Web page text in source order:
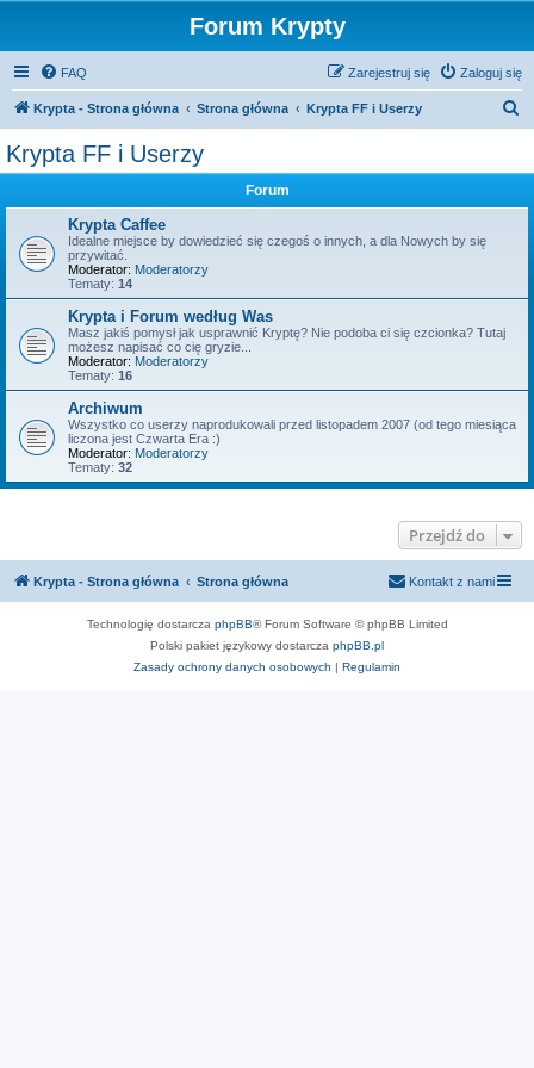
Forum Krypty
FAQ Zaloguj się
Zarejestruj się
Krypta - Strona główna Strona główna Krypta FF i Userzy
Krypta FF i Userzy
Forum
Krypta Caffee
Idealne miejsce by dowiedzieć się czegoś o innych, a dla Nowych by się
przywitać.
Moderator: Moderatorzy
Tematy: 14
Krypta i Forum według Was
Masz jakiś pomysł jak usprawnić Kryptę? Nie podoba ci się czcionka? Tutaj
możesz napisać co cię gryzie...
Moderator: Moderatorzy
Tematy: 16
Archiwum
Wszystko co userzy naprodukowali przed listopadem 2007 (od tego miesiąca
liczona jest Czwarta Era :)
Moderator: Moderatorzy
Tematy: 32
Przejdź do
Krypta - Strona główna Strona główna Kontakt z nami
Technologię dostarcza phpBB® Forum Software © phpBB Limited
Polski pakiet językowy dostarcza phpBB.pl
Zasady ochrony danych osobowych | Regulamin